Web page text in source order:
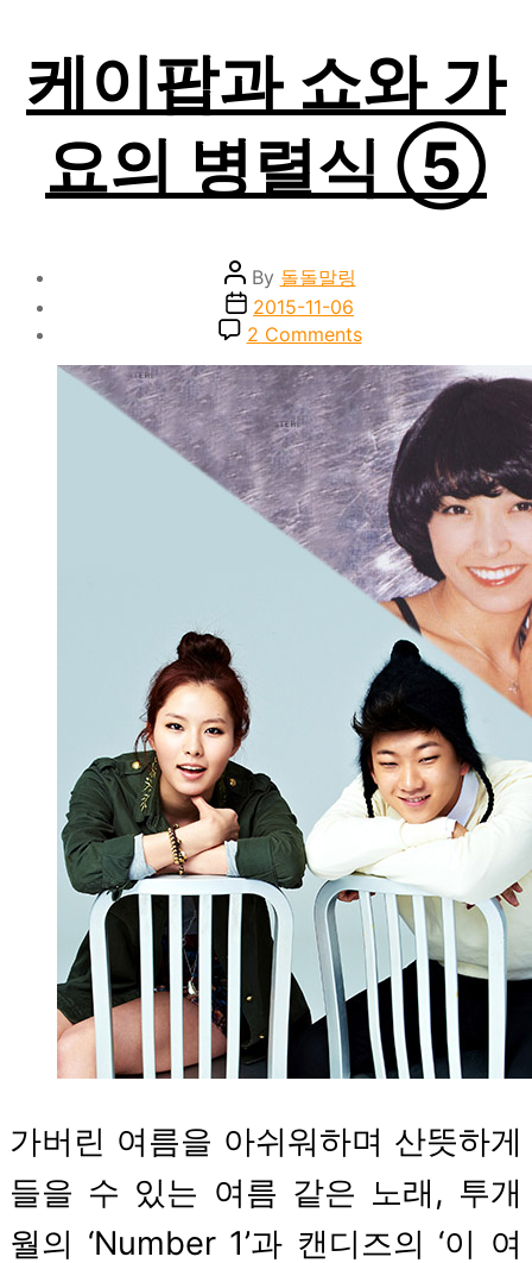
케이팝과 쇼와 가
요의 병렬식 ⑤
Post
author
By 돌돌말링
Post
date
2015-11-06
2 Commentson
이
팝
과
쇼
와
가
요
의
병
⑤
가버린 여름을 아쉬워하며 산뜻하게
들을 수 있는 여름 같은 노래, 투개
월의 ‘Number 1’과 캔디즈의 ‘이 여